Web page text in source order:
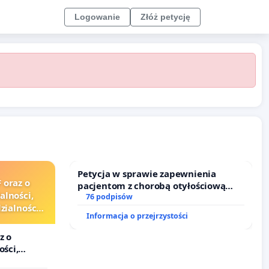
Logowanie Złóż petycję
oraz o
o
Petycja w sprawie zapewnienia
pacjentom z chorobą otyłościową
dostępu do kompleksowego leczenia
oraz programów profilaktycznych.
76 podpisów
Informacja o przejrzystości